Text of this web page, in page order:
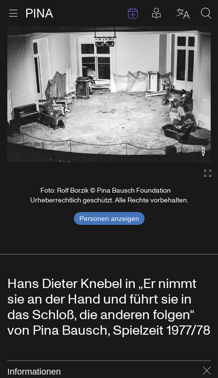
Zum Inhalt springen
Menu öffnen TermineBeiträge in
Foto: Rolf Borzik © Pina Bausch Foundation
Urheberrechtlich geschützt. Alle Rechte vorbehalten.
Personen anzeigen
Hans Dieter Knebel in „Er nimmt
sie an der Hand und führt sie in
das Schloß, die anderen folgen“
von Pina Bausch, Spielzeit 1977/78
Informationen